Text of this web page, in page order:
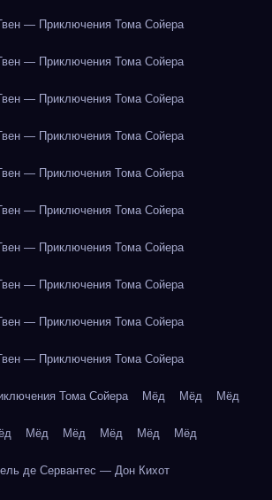
— Приключения Тома Сойера
— Приключения Тома Сойера
— Приключения Тома Сойера
— Приключения Тома Сойера
— Приключения Тома Сойера
— Приключения Тома Сойера
— Приключения Тома Сойера
— Приключения Тома Сойера
— Приключения Тома Сойера
— Приключения Тома Сойера
Тома Сойера Мёд Мёд Мёд
Мёд Мёд Мёд Мёд Мёд
де Сервантес — Дон Кихот